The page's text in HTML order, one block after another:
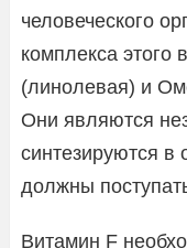
человеческого
комплекса
(линолевая) и
Они являются
синтезируются в
должны
Витамин F